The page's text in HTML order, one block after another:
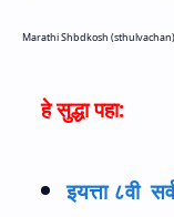
Marathi Shbdkosh (sthulvachan)
हे सुद्धा पहा:
इयत्ता ८वी